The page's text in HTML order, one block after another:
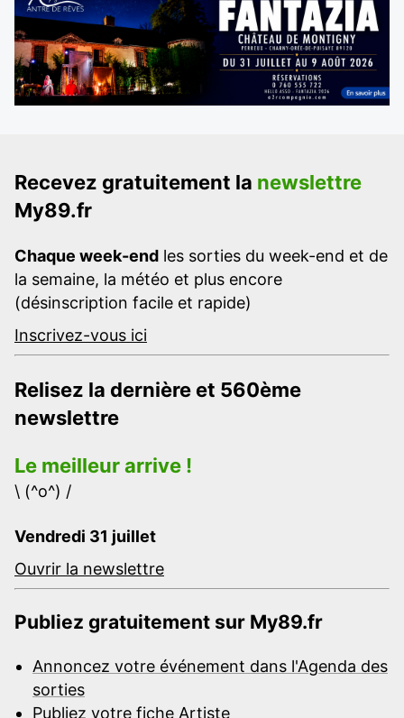
Recevez gratuitement la newslettre
My89.fr
Chaque week-end les sorties du week-end et de
la semaine, la météo et plus encore
(désinscription facile et rapide)
Inscrivez-vous ici
Relisez la dernière et 560ème
newslettre
Le meilleur arrive !
\ (^o^) /
Vendredi 31 juillet
Ouvrir la newslettre
Publiez gratuitement sur My89.fr
Annoncez votre événement dans l'Agenda des
sorties
Publiez votre fiche Artiste